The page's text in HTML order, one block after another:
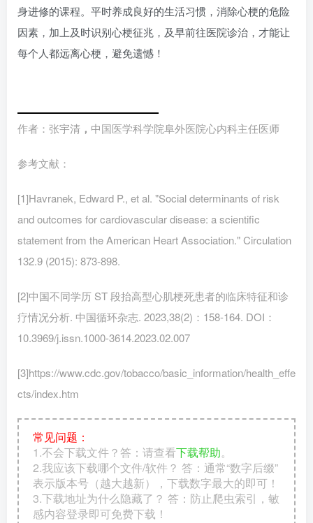
身进修的课程。平时养成良好的生活习惯，消除心梗的危险
因素，加上及时识别心梗征兆，及早前往医院诊治，才能让
每个人都远离心梗，避免遗憾！
作者：张宇清 ， 中国医学科学院阜外医院心内科主任医师
参考文献：
[1]Havranek, Edward P., et al. "Social determinants of risk
and outcomes for cardiovascular disease: a scientific
statement from the American Heart Association." Circulation
132.9 (2015): 873-898.
[2]中国不同学历 ST 段抬高型心肌梗死患者的临床特征和诊
疗情况分析. 中国循环杂志. 2023,38(2)：158-164. DOI：
10.3969/j.issn.1000-3614.2023.02.007
[3]https://www.cdc.gov/tobacco/basic_information/health_effe
cts/index.htm
常见问题：
1.不会下载文件？答：请查看下载帮助。
2.我应该下载哪个文件/软件？ 答：通常“数字后缀”
表示版本号（越大越新），下载数字最大的即可！
3.下载地址为什么隐藏了？ 答：防止爬虫索引，敏
感内容登录即可免费下载！